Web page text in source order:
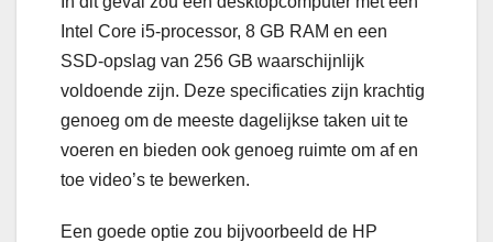
Intel Core i5-processor, 8 GB RAM en een
SSD-opslag van 256 GB waarschijnlijk
voldoende zijn. Deze specificaties zijn krachtig
genoeg om de meeste dagelijkse taken uit te
voeren en bieden ook genoeg ruimte om af en
toe video’s te bewerken.
Een goede optie zou bijvoorbeeld de HP